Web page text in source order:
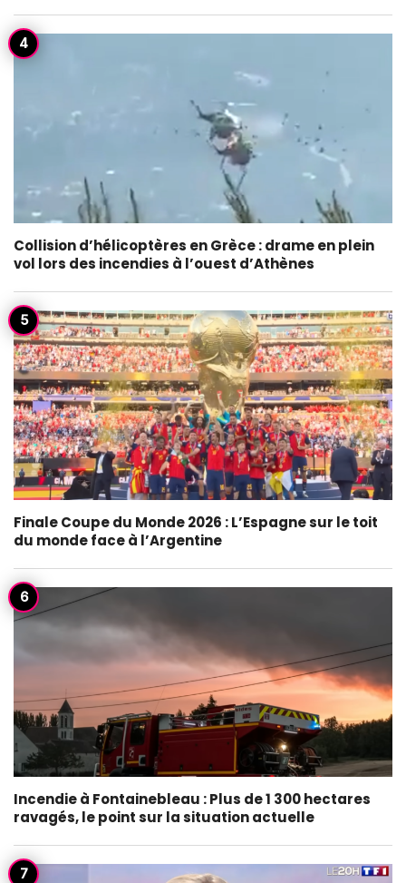
Collision d’hélicoptères en Grèce : drame en plein
vol lors des incendies à l’ouest d’Athènes
Finale Coupe du Monde 2026 : L’Espagne sur le toit
du monde face à l’Argentine
Incendie à Fontainebleau : Plus de 1 300 hectares
ravagés, le point sur la situation actuelle